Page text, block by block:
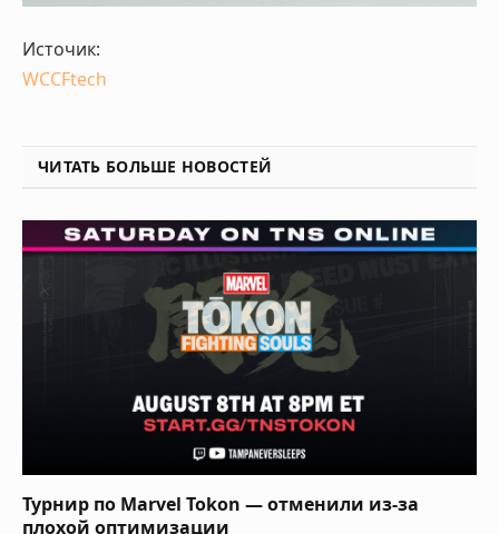
Источик:
WCCFtech
ЧИТАТЬ БОЛЬШЕ НОВОСТЕЙ
Турнир по Marvel Tokon — отменили из-за
плохой оптимизации